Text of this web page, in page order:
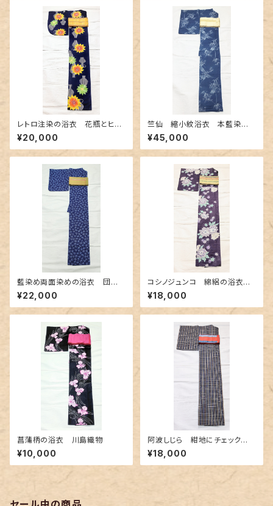
レトロ注染の浴衣 花瓶とヒマ
ワリ柄
¥20,000
竺仙 縮小紋浴衣 本藍染
め〜長板中形の竹柄〜
¥45,000
藍染め両面染めの浴衣 団扇
柄✕よろけ縞
¥22,000
コシノジュンコ 綿絽の浴衣
シックな紫色
¥18,000
菖蒲柄の浴衣 川島織物
¥10,000
阿波しじら 紺地にチェック
柄〜赤色とクリーム色〜
¥18,000